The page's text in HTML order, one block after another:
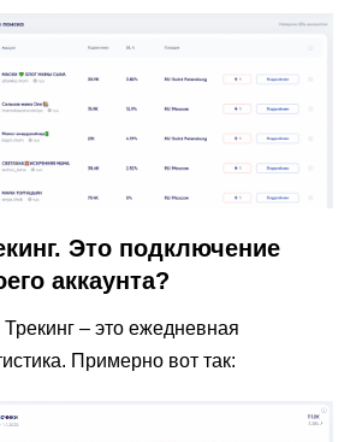
Это подключение
аккаунта?
Трекинг – это ежедневная
Примерно вот так: